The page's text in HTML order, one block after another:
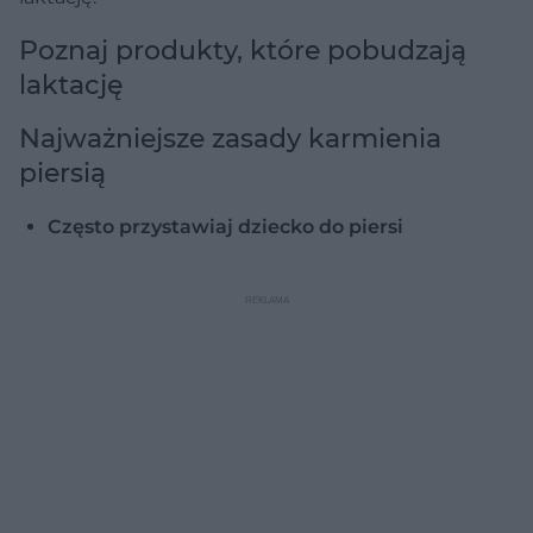
Poznaj produkty, które pobudzają
laktację
Najważniejsze zasady karmienia
piersią
Często przystawiaj dziecko do piersi